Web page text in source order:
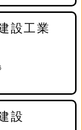
設工業
設